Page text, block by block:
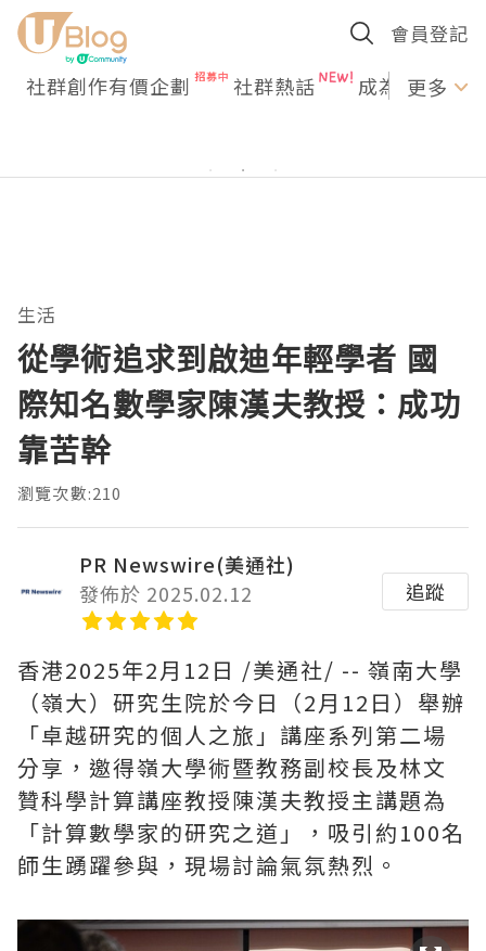
會員登記
社群創作有價企劃 社群熱話 成為U更多
生活
從學術追求到啟迪年輕學者 國
際知名數學家陳漢夫教授：成功
靠苦幹
瀏覽次數:210
PR Newswire(美通社)
發佈於 2025.02.12
追蹤
香港2025年2月12日 /美通社/ -- 嶺南大學
（嶺大）研究生院於今日（2月12日）舉辦
「卓越研究的個人之旅」講座系列第二場
分享，邀得嶺大學術暨教務副校長及林文
贊科學計算講座教授陳漢夫教授主講題為
「計算數學家的研究之道」，吸引約100名
師生踴躍參與，現場討論氣氛熱烈。